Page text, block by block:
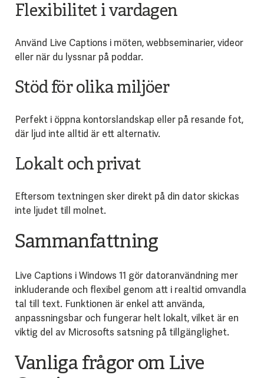
Flexibilitet i vardagen
Använd Live Captions i möten, webbseminarier, videor
eller när du lyssnar på poddar.
Stöd för olika miljöer
Perfekt i öppna kontorslandskap eller på resande fot,
där ljud inte alltid är ett alternativ.
Lokalt och privat
Eftersom textningen sker direkt på din dator skickas
inte ljudet till molnet.
Sammanfattning
Live Captions i Windows 11 gör datoranvändning mer
inkluderande och flexibel genom att i realtid omvandla
tal till text. Funktionen är enkel att använda,
anpassningsbar och fungerar helt lokalt, vilket är en
viktig del av Microsofts satsning på tillgänglighet.
Vanliga frågor om Live